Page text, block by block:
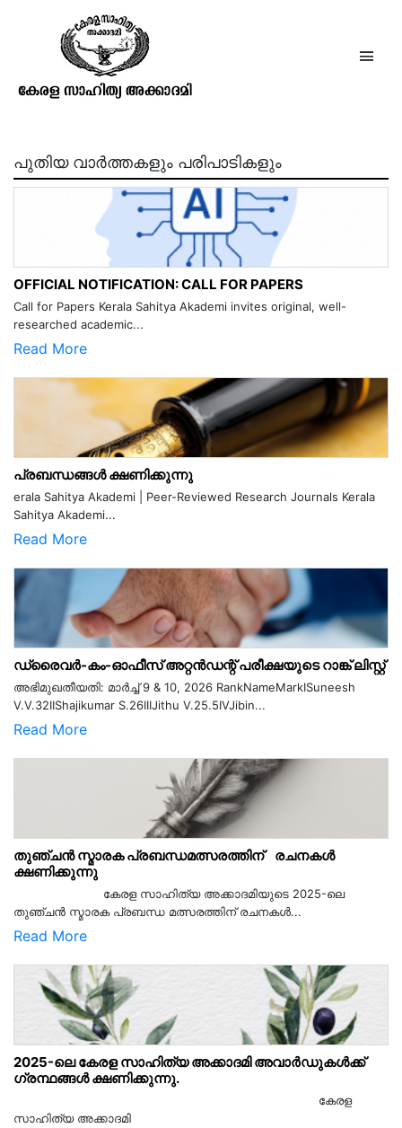
മണിമേഖല
പുതിയ വാർത്തകളും പരിപാടികളും
OFFICIAL NOTIFICATION: CALL FOR PAPERS
Call for Papers Kerala Sahitya Akademi invites original, well-
researched academic...
Read More
പ്രബന്ധങ്ങൾ ക്ഷണിക്കുന്നു
erala Sahitya Akademi | Peer-Reviewed Research Journals Kerala
Sahitya Akademi...
Read More
ഡ്രൈവർ-കം-ഓഫീസ് അറ്റൻഡന്റ് പരീക്ഷയുടെ റാങ്ക് ലിസ്റ്റ്
അഭിമുഖതീയതി: മാർച്ച് 9 & 10, 2026 RankNameMarkISuneesh
V.V.32IIShajikumar S.26IIIJithu V.25.5IVJibin...
Read More
തുഞ്ചൻ സ്മാരക പ്രബന്ധമത്സരത്തിന് രചനകൾ
ക്ഷണിക്കുന്നു
കേരള സാഹിത്യ അക്കാദമിയുടെ 2025-ലെ
തുഞ്ചൻ സ്മാരക പ്രബന്ധ മത്സരത്തിന് രചനകൾ...
Read More
2025-ലെ കേരള സാഹിത്യ അക്കാദമി അവാർഡുകൾക്ക്
ഗ്രന്ഥങ്ങൾ ക്ഷണിക്കുന്നു.
കേരള
സാഹിത്യ അക്കാദമി